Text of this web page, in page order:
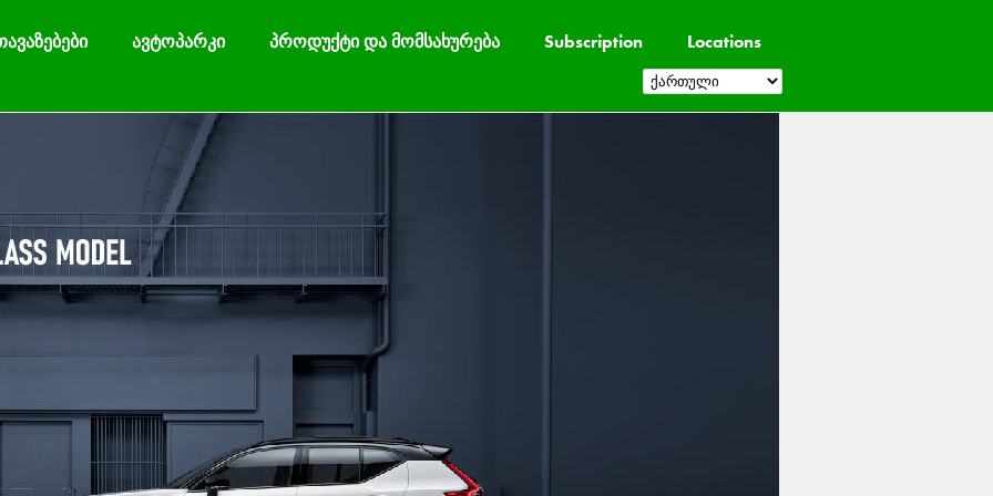
ავტოპარკი პროდუქტი და მომსახურება Subscription Locations